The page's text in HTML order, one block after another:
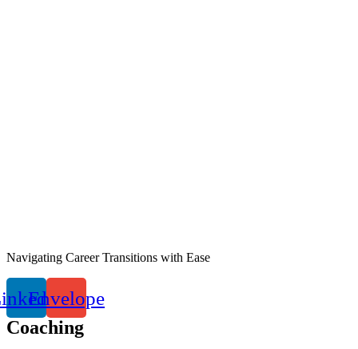
Navigating Career Transitions with Ease
Envelope
Coaching